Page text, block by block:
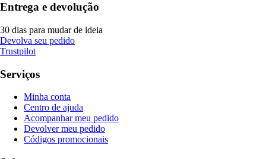
Entrega e devolução
30 dias para mudar de ideia
Devolva seu pedido
Trustpilot
Serviços
Minha conta
Centro de ajuda
Acompanhar meu pedido
Devolver meu pedido
Códigos promocionais